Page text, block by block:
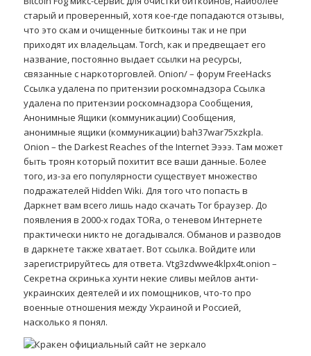
старый и проверенный, хотя кое-где попадаются отзывы,
что это скам и очищенные биткоины так и не при
приходят их владельцам. Torch, как и предвещает его
название, постоянно выдает ссылки на ресурсы,
связанные с наркоторговлей. Onion/ – форум FreeHacks
Ссылка удалена по притензии роскомнадзора Ссылка
удалена по притензии роскомнадзора Сообщения,
Анонимные Ящики (коммуникации) Сообщения,
анонимные ящики (коммуникации) bah37war75xzkpla.
Onion – the Darkest Reaches of the Internet Ээээ. Там может
быть троян который похитит все ваши данные. Более
того, из-за его популярности существует множество
подражателей Hidden Wiki. Для того что попасть в
Даркнет вам всего лишь надо скачать Tor браузер. До
появления в 2000-х годах TORа, о теневом Интернете
практически никто не догадывался. Обманов и разводов
в даркнете также хватает. Вот ссылка. Войдите или
зарегистрируйтесь для ответа. Vtg3zdwwe4klpx4t.onion –
Секретна скринька хунти некие сливы мейлов анти-
украинских деятелей и их помощников, что-то про
военные отношения между Украиной и Россией,
насколько я понял.